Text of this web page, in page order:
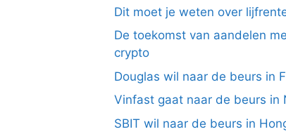
Dit moet je weten over
De toekomst van aandelen
crypto
Douglas wil naar de beurs in
Vinfast gaat naar de beurs in
SBIT wil naar de beurs in